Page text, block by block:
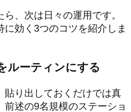
、次は日々の運用です。
に効く3つのコツを紹介しま
ルーティンにする
貼り出しておくだけでは真
前述の9名規模のステーショ